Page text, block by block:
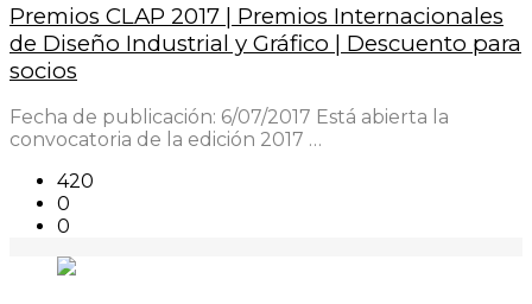
Premios CLAP 2017 | Premios Internacionales
de Diseño Industrial y Gráfico | Descuento para
socios
Fecha de publicación: 6/07/2017 Está abierta la
convocatoria de la edición 2017 …
420
0
0